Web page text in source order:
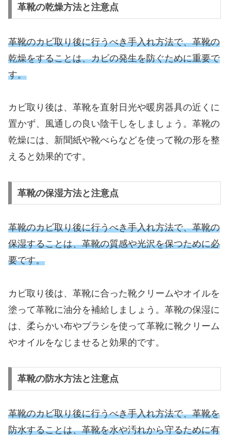
革靴の乾燥方法と注意点
革靴のカビ取り後に行うべき手入れ方法で、革靴の
乾燥をすることは、カビの発生を防ぐために重要で
す。
カビ取り後は、革靴を直射日光や暖房器具の近くに
置かず、風通しの良い陰干しをしましょう。革靴の
乾燥には、新聞紙や靴べらなどを使って靴の形を整
えると効果的です。
革靴の保湿方法と注意点
革靴のカビ取り後に行うべき手入れ方法で、革靴の
保湿することは、革靴の質感や光沢を保つために必
要です。
カビ取り後は、革靴に合った靴クリームやオイルを
塗って革靴に油分を補給しましょう。革靴の保湿に
は、柔らかい布やブラシを使って革靴に靴クリーム
やオイルをなじませると効果的です。
革靴の防水方法と注意点
革靴のカビ取り後に行うべき手入れ方法で、革靴を
防水することは、革靴を水や汚れから守るために有